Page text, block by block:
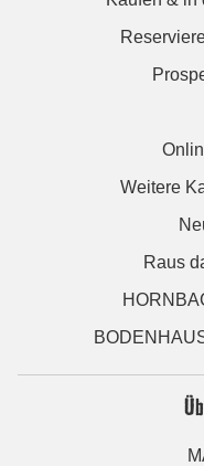
Weitere
Raus